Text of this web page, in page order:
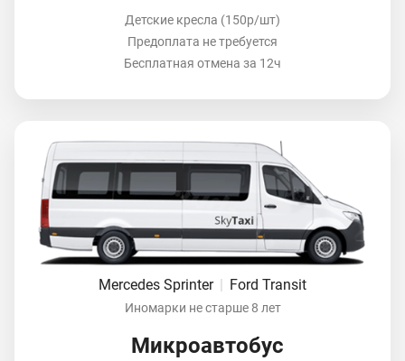
Детские кресла (150р/шт)
Предоплата не требуется
Бесплатная отмена за 12ч
Mercedes Sprinter | Ford Transit
Иномарки не старше 8 лет
Микроавтобус